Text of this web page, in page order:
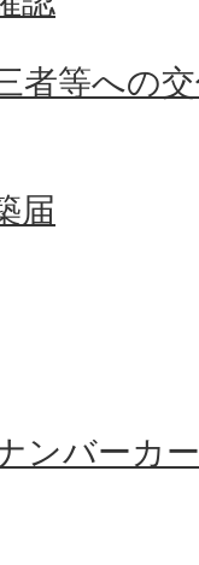
者等への
届
ンバーカ